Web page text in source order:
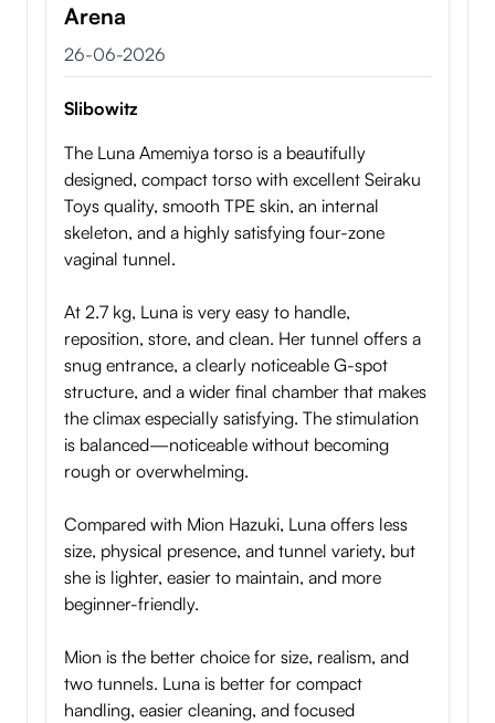
Arena
26 juni 2026
26-06-2026
Slibowitz
The Luna Amemiya torso is a beautifully
designed, compact torso with excellent Seiraku
Toys quality, smooth TPE skin, an internal
skeleton, and a highly satisfying four-zone
vaginal tunnel.
At 2.7 kg, Luna is very easy to handle,
reposition, store, and clean. Her tunnel offers a
snug entrance, a clearly noticeable G-spot
structure, and a wider final chamber that makes
the climax especially satisfying. The stimulation
is balanced—noticeable without becoming
rough or overwhelming.
Compared with Mion Hazuki, Luna offers less
size, physical presence, and tunnel variety, but
she is lighter, easier to maintain, and more
beginner-friendly.
Mion is the better choice for size, realism, and
two tunnels. Luna is better for compact
handling, easier cleaning, and focused